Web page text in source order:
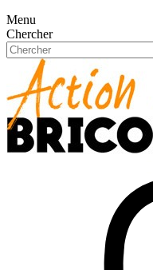
Menu
Chercher